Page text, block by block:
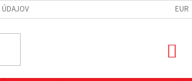
ÚDAJOV EUR